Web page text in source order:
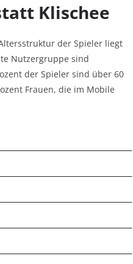
Klischee
der Spieler liegt
Nutzergruppe sind
der Spieler sind über 60
Frauen, die im Mobile